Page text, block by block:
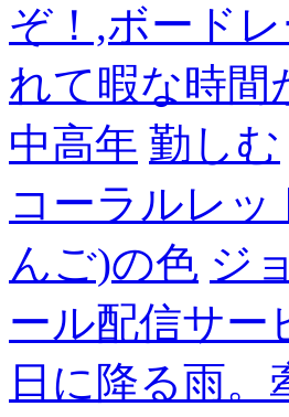
ぞ！,ボード
れて暇な時間
中高年 勤しむ
コーラルレッ
んご)の色 ジ
ール配信サー
日に降る雨